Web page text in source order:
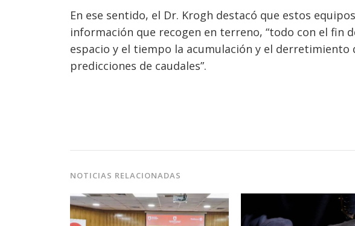
En ese sentido, el Dr. Krogh destacó que estos
información que recogen en terreno, “todo con el fin
espacio y el tiempo la acumulación y el derretimiento
predicciones de caudales”.
NOTICIAS RELACIONADAS